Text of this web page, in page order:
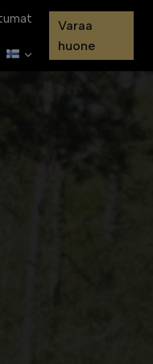
Varaa
huone